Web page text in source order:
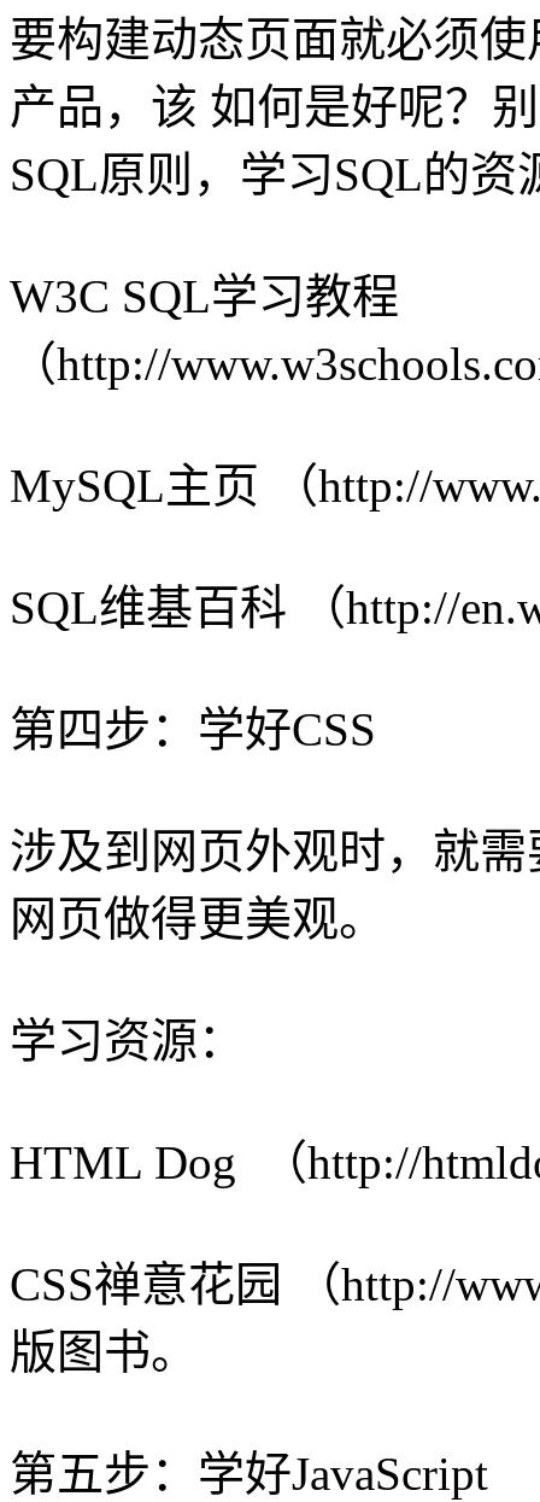
要构建动态页面就必须
产品，该 如何是好呢？
SQL原则，学习SQL的资
W3C SQL学习教程
（http://
MySQL主页 （http://
SQL维基百科 （http://
第四步：学好CSS
涉及到网页外观时，就
网页做得更美观。
学习资源：
HTML Dog （http://
CSS禅意花园 （http://
版图书。
第五步：学好JavaScript